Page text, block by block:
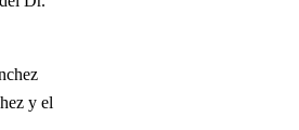
y el